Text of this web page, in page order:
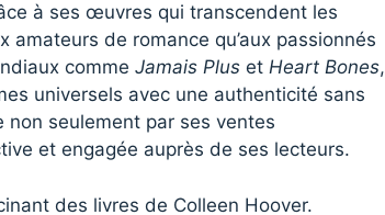
à ses œuvres qui transcendent les
de romance qu’aux passionnés
comme Jamais Plus et Heart Bones,
universels avec une authenticité sans
seulement par ses ventes
et engagée auprès de ses lecteurs.
des livres de Colleen Hoover.